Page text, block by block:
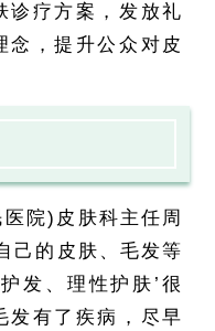
诊疗方案，发放礼
念，提升公众对皮
院)皮肤科主任周
己的皮肤、毛发等
发、理性护肤’很
发有了疾病，尽早